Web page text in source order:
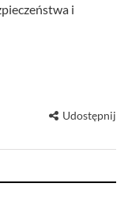
i
Udostępnij